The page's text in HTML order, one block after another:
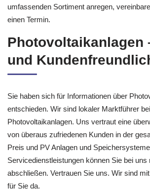
umfassenden Sortiment anregen,
einen Termin.
Photovoltaikanlagen
und
Sie haben sich für Informationen über
entschieden. Wir sind lokaler Marktführer bei
Photovoltaikanlagen. Uns vertraut eine
von überaus zufriedenen Kunden in der
Preis und PV Anlagen und Speichersysteme
Servicedienstleistungen können Sie bei uns
abschließen. Vertrauen Sie uns. Wir sind
für Sie da.